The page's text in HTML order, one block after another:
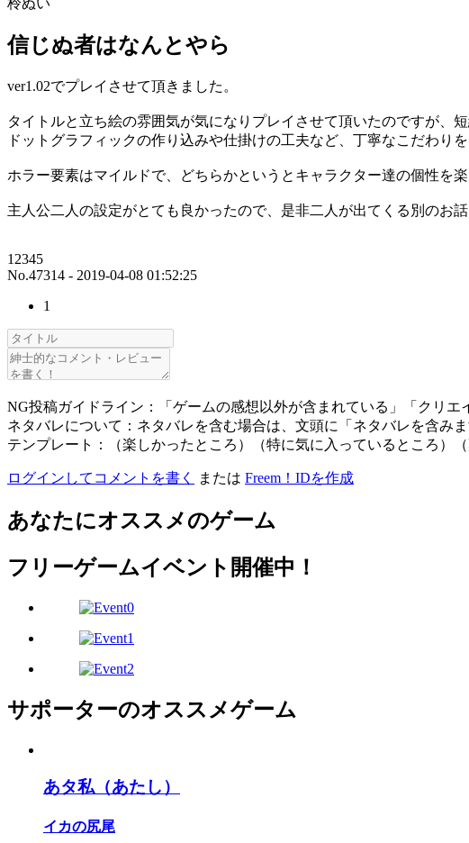
信じぬ者はなんとやら
ver1.02でプレイさせて頂きました。
タイトルと立ち絵の雰囲気が気になりプレイさせて頂いたのですが、
ドットグラフィックの作り込みや仕掛けの工夫など、丁寧なこだわりを
ホラー要素はマイルドで、どちらかというとキャラクター達の個性を
主人公二人の設定がとても良かったので、是非二人が出てくる別のお話
12345
No.47314 - 2019-04-08 01:52:25
1
NG投稿ガイドライン：「ゲームの感想以外が含まれている」「クリエ
ネタバレについて：ネタバレを含む場合は、文頭に「ネタバレを含み
テンプレート：（楽しかったところ）（特に気に入っているところ）
ログインしてコメントを書く または Freem！IDを作成
あなたにオススメのゲーム
フリーゲームイベント開催中！
サポーターのオススメゲーム
あタ私（あたし）
イカの尻尾